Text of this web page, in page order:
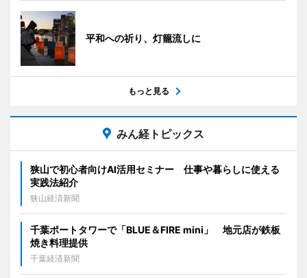
平和への祈り、灯籠流しに
もっと見る
みん経トピックス
狭山で初心者向けAI活用セミナー 仕事や暮らしに使える
実践法紹介
狭山経済新聞
千葉ポートタワーで「BLUE＆FIRE mini」 地元店が鉄板
焼き料理提供
千葉経済新聞